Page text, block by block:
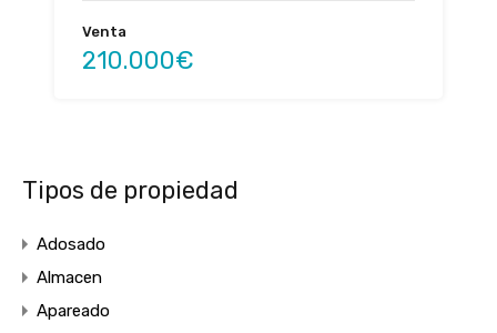
Venta
210.000€
Tipos de propiedad
Adosado
Almacen
Apareado